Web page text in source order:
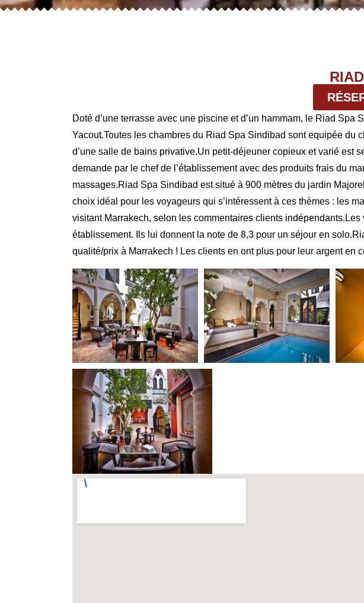
Doté d’une terrasse avec une piscine et d’un hammam, le Riad
Yacout.Toutes les chambres du Riad Spa Sindibad sont equipée du
d’une salle de bains privative.Un petit-déjeuner copieux et varié est
demande par le chef de l’établissement avec des produits frais du
massages.Riad Spa Sindibad est situé à 900 mètres du jardin
choix idéal pour les voyageurs qui s’intéressent à ces thèmes : les
visitant Marrakech, selon les commentaires clients
établissement. Ils lui donnent la note de 8,3 pour un séjour en
qualité/prix à Marrakech ! Les clients en ont plus pour leur argent en